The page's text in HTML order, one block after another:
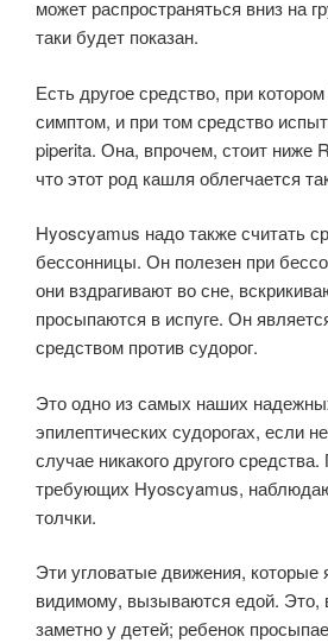
может распространяться вниз на
таки будет показан.
Есть другое средство, при
симптом, и при том средство
piperita. Она, впрочем, стоит
что этот род кашля облегчается
Hyoscyamus надо также считать
бессонницы. Он полезен при
они вздрагивают во сне,
просыпаются в испуге. Он
средством против судорог.
Это одно из самых наших
эпилептических судорогах, если
случае никакого другого
требующих Hyoscyamus,
толчки.
Эти угловатые движения, которые
видимому, вызываются едой. Это,
заметно у детей; ребенок